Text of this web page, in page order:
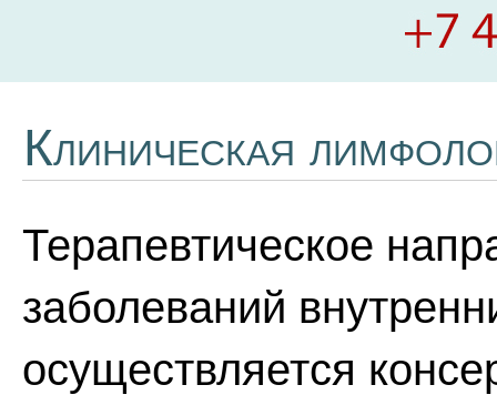
Клиническая
Терапевтическое
заболеваний
осуществляется